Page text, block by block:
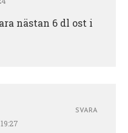
nästan 6 dl ost i
SVARA